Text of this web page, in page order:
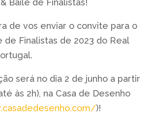
Baile de Finalistas!
de vos enviar o convite para o
de Finalistas de 2023 do Real
será no dia 2 de junho a partir
às 2h), na Casa de Desenho
)!